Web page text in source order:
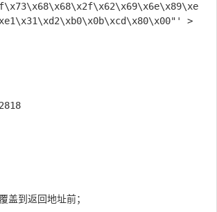
>
盖到返回地址前；